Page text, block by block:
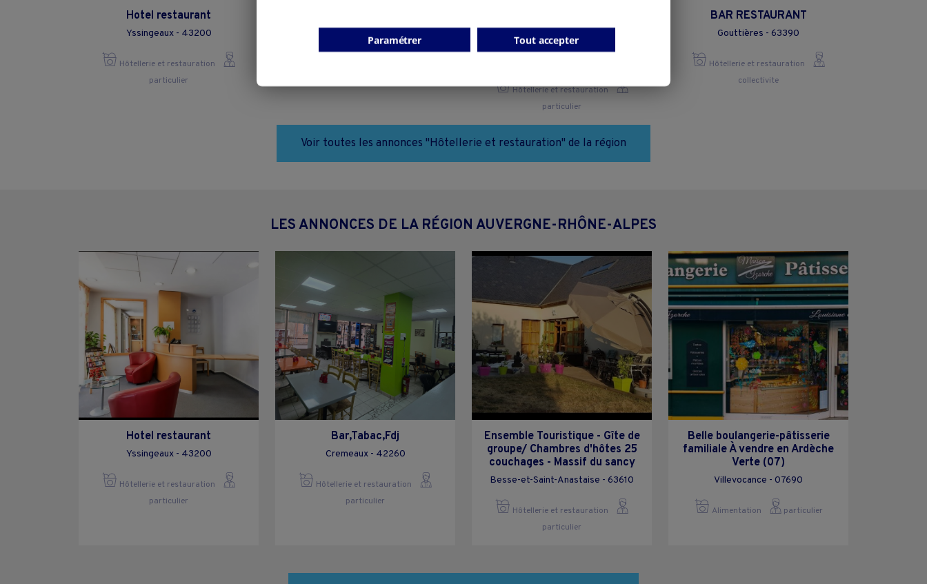
Hotel restaurant
Yssingeaux - 43200
Hôtellerie et restauration
particulier
Cremeaux - 42260
groupe/ Chambres d'hôtes 25
couchages - Massif du sancy
Hôtellerie et restauration
particulier
BAR RESTAURANT
Gouttières - 63390
Hôtellerie et restauration
collectivite
Voir toutes les annonces "Hôtellerie et restauration" de la région
LES ANNONCES DE LA RÉGION AUVERGNE-RHÔNE-ALPES
Hotel restaurant
Yssingeaux - 43200
Hôtellerie et restauration
particulier
Bar,Tabac,Fdj
Cremeaux - 42260
Hôtellerie et restauration
particulier
Ensemble Touristique - Gîte de
groupe/ Chambres d'hôtes 25
couchages - Massif du sancy
Besse-et-Saint-Anastaise - 63610
Hôtellerie et restauration
particulier
Belle boulangerie-pâtisserie
familiale À vendre en Ardèche
Verte (07)
Villevocance - 07690
Alimentation particulier
Paramétrer Tout accepter